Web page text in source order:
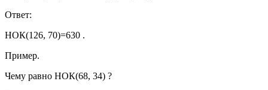
Ответ:
НОК(126, 70)=630 .
Пример.
Чему равно НОК(68, 34) ?